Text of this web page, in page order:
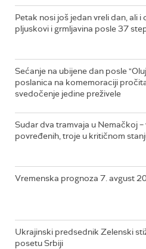
Petak nosi još jedan vreli dan, ali i
pljuskovi i grmljavina posle 37
Sećanje na ubijene dan posle
poslanica na komemoraciji
svedočenje jedine preživele
Sudar dva tramvaja u Nemačkoj
povređenih, troje u kritičnom
Vremenska prognoza 7. avgust
Ukrajinski predsednik Zelenski
posetu Srbiji